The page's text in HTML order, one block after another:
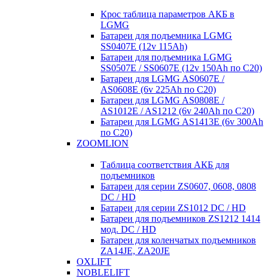
Крос таблица параметров АКБ в
LGMG
Батареи для подъемника LGMG
SS0407E (12v 115Ah)
Батареи для подъемника LGMG
SS0507E / SS0607E (12v 150Ah по С20)
Батареи для LGMG AS0607E /
AS0608E (6v 225Ah по С20)
Батареи для LGMG AS0808E /
AS1012E / AS1212 (6v 240Ah по С20)
Батареи для LGMG AS1413E (6v 300Ah
по С20)
ZOOMLION
Таблица соответствия АКБ для
подъемников
Батареи для серии ZS0607, 0608, 0808
DC / HD
Батареи для серии ZS1012 DC / HD
Батареи для подъемников ZS1212 1414
мод. DC / HD
Батареи для коленчатых подъемников
ZA14JE, ZA20JE
OXLIFT
NOBLELIFT